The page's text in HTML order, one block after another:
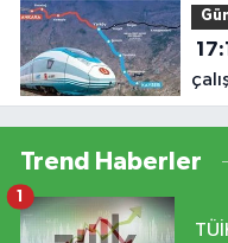
Trend Haberler
1